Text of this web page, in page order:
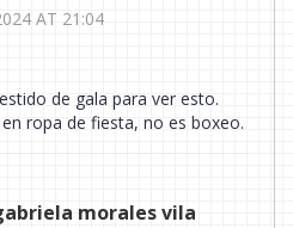
AT 21:04
de gala para ver esto.
ropa de fiesta, no es boxeo.
morales vila